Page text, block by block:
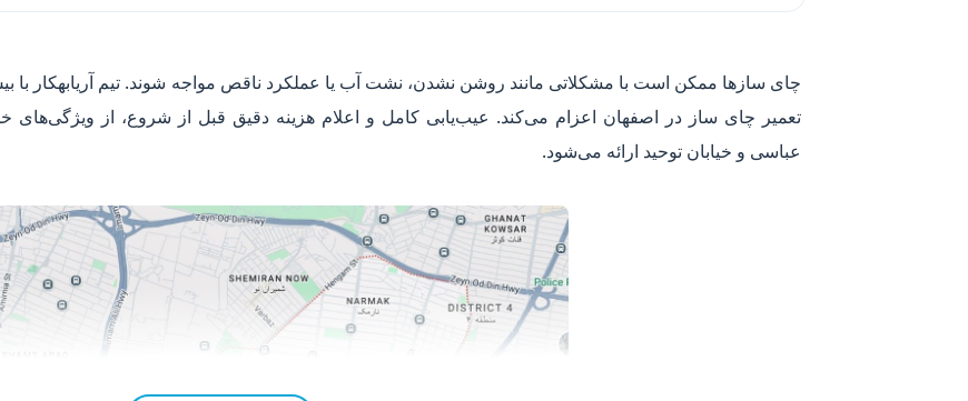
تعمیر چای ساز در اصفهان اعزام می‌کند. عیب‌یابی کامل و اعلام هزینه دقیق قبل از شروع، از
عباسی و خیابان توحید ارائه می‌شود.